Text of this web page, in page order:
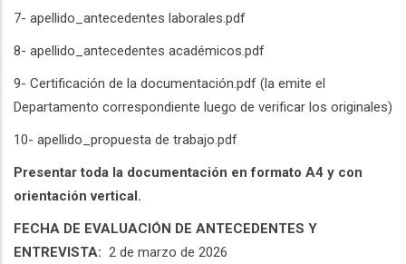
7- apellido_antecedentes laborales.pdf
8- apellido_antecedentes académicos.pdf
9- Certificación de la documentación.pdf (la emite el
Departamento correspondiente luego de verificar los originales)
10- apellido_propuesta de trabajo.pdf
Presentar toda la documentación en formato A4 y con
orientación vertical.
FECHA DE EVALUACIÓN DE ANTECEDENTES Y
ENTREVISTA: 2 de marzo de 2026